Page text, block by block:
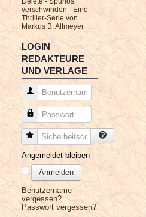
verschwinden - Eine
Thriller-Serie von
Markus B. Altmeyer
LOGIN
REDAKTEURE
UND VERLAGE
Benutzername
Passwort
Sicherheitscode
Angemeldet bleiben
Anmelden
Benutzername
vergessen?
Passwort vergessen?